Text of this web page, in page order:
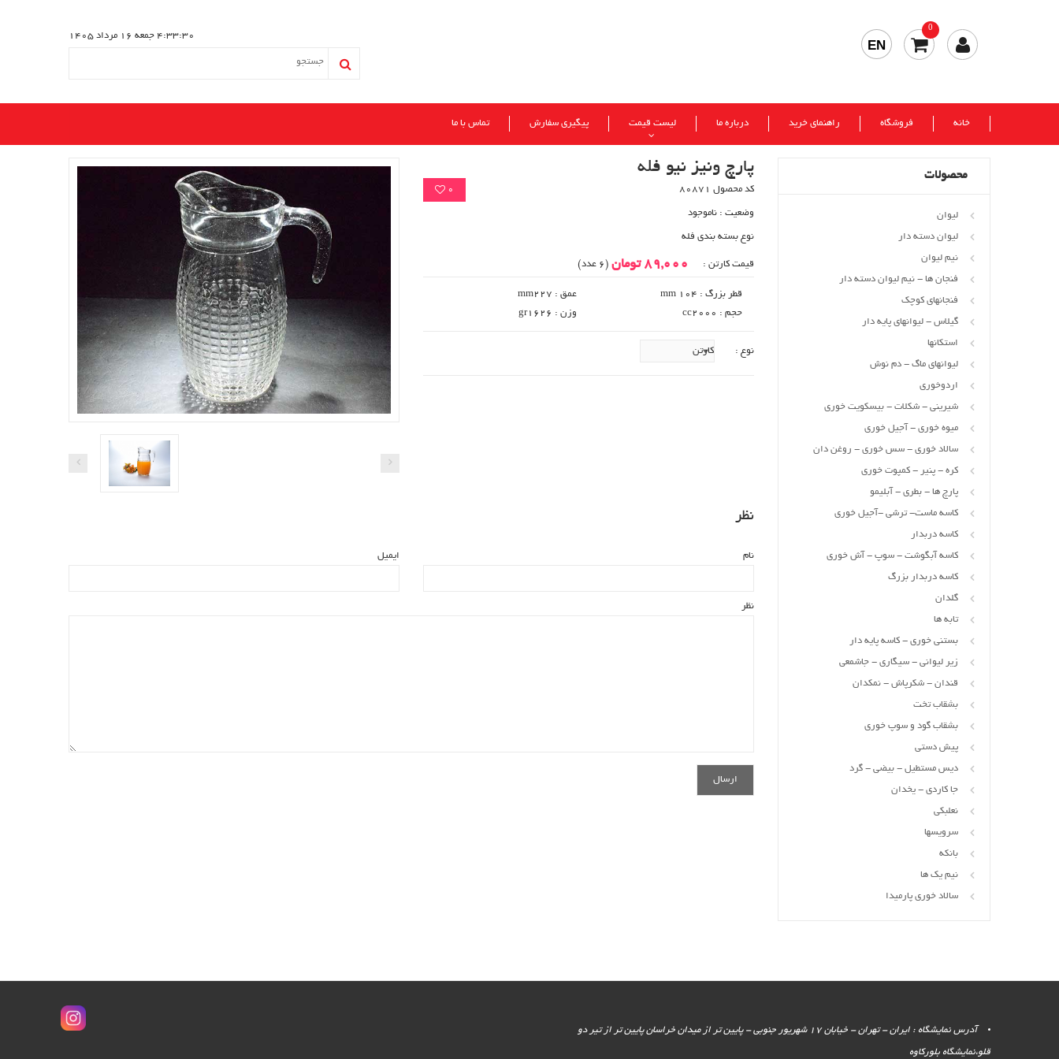
4:33:31 جمعه 16 مرداد 1405
0
EN
خانه فروشگاه راهنمای خرید درباره ما لیست قیمت پیگیری سفارش تماس با ما
پارچ ونیز نیو فله
0 کد محصول 80871
وضعیت : ناموجود
نوع بسته بندی فله
قیمت کارتن : 89,000 تومان (6 عدد)
قطر بزرگ : 104 mm
عمق : mm227
حجم : cc2000
وزن : gr1626
نوع :
نظر
ایمیل نام
نظر
محصولات
لیوان
لیوان دسته دار
نیم لیوان
فنجان ها - نیم لیوان دسته دار
فنجانهای کوچک
گیلاس - لیوانهای پایه دار
استکانها
لیوانهای ماگ - دم نوش
اردوخوری
شیرینی - شکلات - بیسکویت خوری
میوه خوری - آجیل خوری
سالاد خوری - سس خوری - روغن دان
کره - پنیر - کمپوت خوری
پارچ ها - بطری - آبلیمو
کاسه ماست- ترشی -آجیل خوری
کاسه دربدار
کاسه آبگوشت - سوپ - آش خوری
کاسه دربدار بزرگ
گلدان
تابه ها
بستنی خوری - کاسه پایه دار
زیر لیوانی - سیگاری - جاشمعی
قندان - شکرپاش - نمکدان
بشقاب تخت
بشقاب گود و سوپ خوری
پیش دستی
دیس مستطیل - بیضی - گرد
جا کاردی - یخدان
نعلبکی
سرویسها
بانکه
نیم یک ها
سالاد خوری پارمیدا
آدرس نمایشگاه : ایران - تهران - خیابان 17 شهریور جنوبی - پایین تر از میدان خراسان پایین تر از تیر دو
قلو،نمایشگاه بلورکاوه